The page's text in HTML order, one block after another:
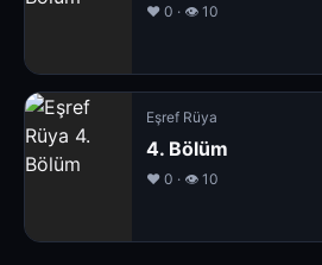
❤️ 0 · 👁 10
Eşref Rüya
4. Bölüm
❤️ 0 · 👁 10